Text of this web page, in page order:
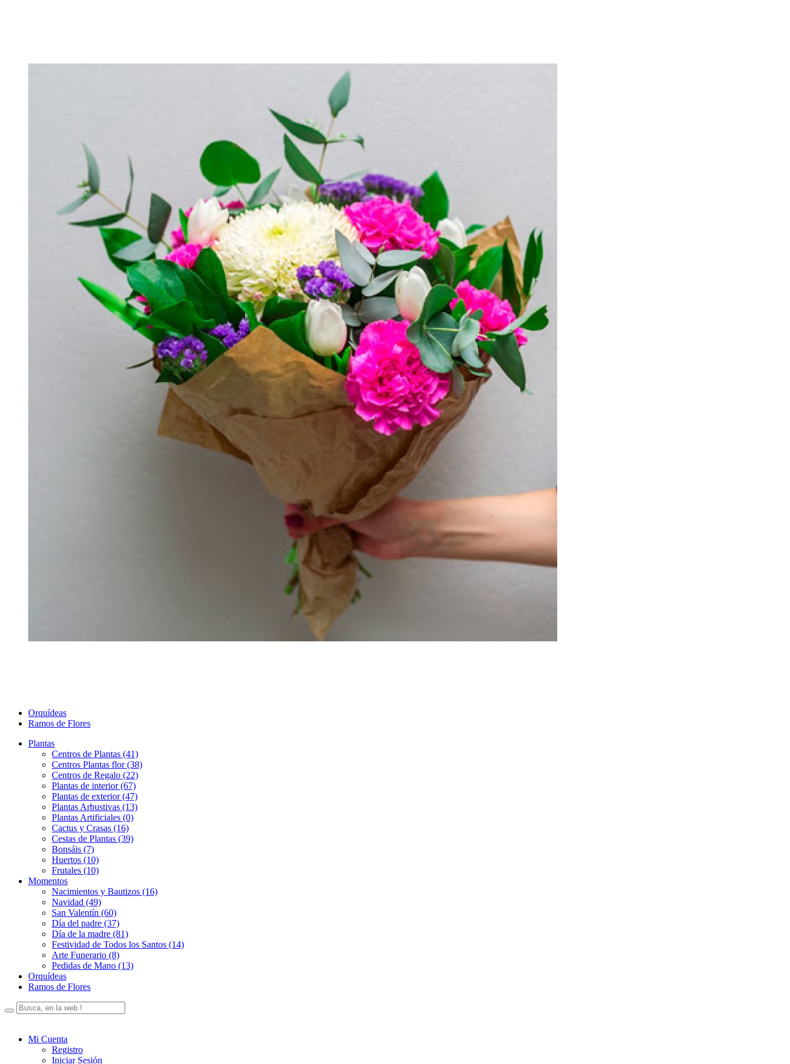
Orquídeas
Ramos de Flores
Plantas
Centros de Plantas (41)
Centros Plantas flor (38)
Centros de Regalo (22)
Plantas de interior (67)
Plantas de exterior (47)
Plantas Arbustivas (13)
Plantas Artificiales (0)
Cactus y Crasas (16)
Cestas de Plantas (39)
Bonsáis (7)
Huertos (10)
Frutales (10)
Momentos
Nacimientos y Bautizos (16)
Navidad (49)
San Valentín (60)
Día del padre (37)
Día de la madre (81)
Festividad de Todos los Santos (14)
Arte Funerario (8)
Pedidas de Mano (13)
Orquídeas
Ramos de Flores
Mi Cuenta
Registro
Iniciar Sesión